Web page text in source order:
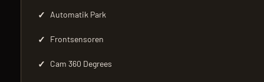
✓ Automatik Park
✓ Frontsensoren
✓ Cam 360 Degrees